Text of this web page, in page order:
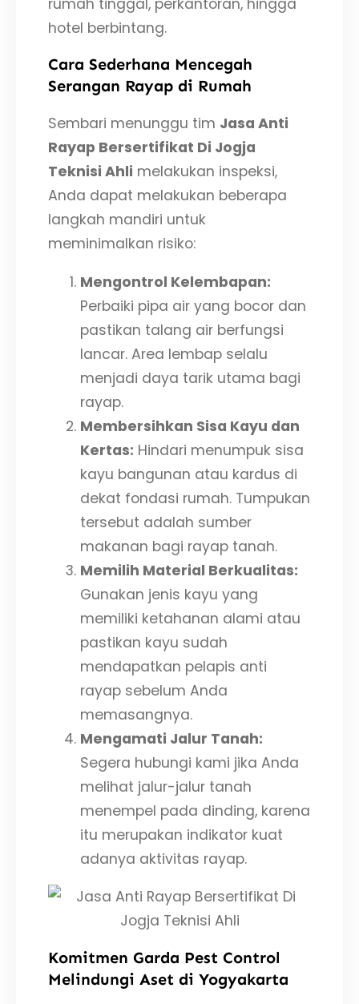
rumah tinggal, perkantoran, hingga
hotel berbintang.
Cara Sederhana Mencegah
Serangan Rayap di Rumah
Sembari menunggu tim Jasa Anti
Rayap Bersertifikat Di Jogja
Teknisi Ahli melakukan inspeksi,
Anda dapat melakukan beberapa
langkah mandiri untuk
meminimalkan risiko:
Mengontrol Kelembapan:
Perbaiki pipa air yang bocor dan
pastikan talang air berfungsi
lancar. Area lembap selalu
menjadi daya tarik utama bagi
rayap.
Membersihkan Sisa Kayu dan
Kertas: Hindari menumpuk sisa
kayu bangunan atau kardus di
dekat fondasi rumah. Tumpukan
tersebut adalah sumber
makanan bagi rayap tanah.
Memilih Material Berkualitas:
Gunakan jenis kayu yang
memiliki ketahanan alami atau
pastikan kayu sudah
mendapatkan pelapis anti
rayap sebelum Anda
memasangnya.
Mengamati Jalur Tanah:
Segera hubungi kami jika Anda
melihat jalur-jalur tanah
menempel pada dinding, karena
itu merupakan indikator kuat
adanya aktivitas rayap.
Komitmen Garda Pest Control
Melindungi Aset di Yogyakarta